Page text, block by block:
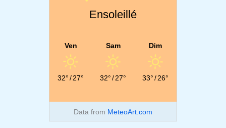
Ensoleillé
Ven
32°/27°
Sam
32°/27°
Dim
33°/26°
Data from MeteoArt.com